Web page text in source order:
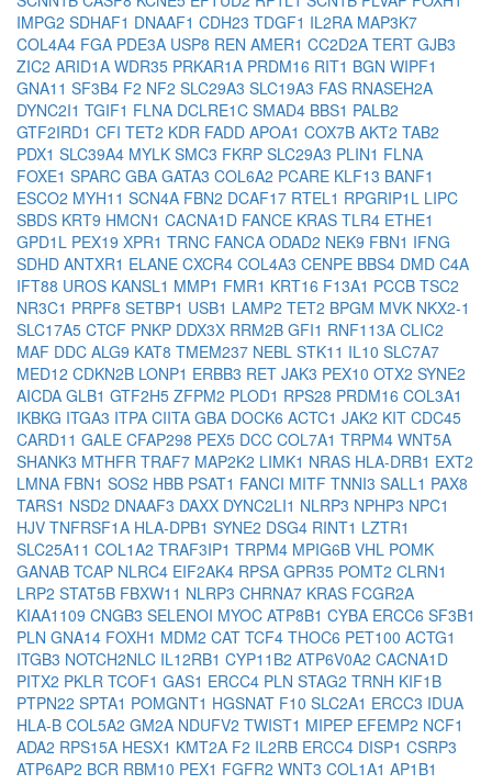
IMPG2 SDHAF1 DNAAF1 CDH23 TDGF1 IL2RA MAP3K7
COL4A4 FGA PDE3A USP8 REN AMER1 CC2D2A TERT GJB3
ZIC2 ARID1A WDR35 PRKAR1A PRDM16 RIT1 BGN WIPF1
GNA11 SF3B4 F2 NF2 SLC29A3 SLC19A3 FAS RNASEH2A
DYNC2I1 TGIF1 FLNA DCLRE1C SMAD4 BBS1 PALB2
GTF2IRD1 CFI TET2 KDR FADD APOA1 COX7B AKT2 TAB2
PDX1 SLC39A4 MYLK SMC3 FKRP SLC29A3 PLIN1 FLNA
FOXE1 SPARC GBA GATA3 COL6A2 PCARE KLF13 BANF1
ESCO2 MYH11 SCN4A FBN2 DCAF17 RTEL1 RPGRIP1L LIPC
SBDS KRT9 HMCN1 CACNA1D FANCE KRAS TLR4 ETHE1
GPD1L PEX19 XPR1 TRNC FANCA ODAD2 NEK9 FBN1 IFNG
SDHD ANTXR1 ELANE CXCR4 COL4A3 CENPE BBS4 DMD C4A
IFT88 UROS KANSL1 MMP1 FMR1 KRT16 F13A1 PCCB TSC2
NR3C1 PRPF8 SETBP1 USB1 LAMP2 TET2 BPGM MVK NKX2-1
SLC17A5 CTCF PNKP DDX3X RRM2B GFI1 RNF113A CLIC2
MAF DDC ALG9 KAT8 TMEM237 NEBL STK11 IL10 SLC7A7
MED12 CDKN2B LONP1 ERBB3 RET JAK3 PEX10 OTX2 SYNE2
AICDA GLB1 GTF2H5 ZFPM2 PLOD1 RPS28 PRDM16 COL3A1
IKBKG ITGA3 ITPA CIITA GBA DOCK6 ACTC1 JAK2 KIT CDC45
CARD11 GALE CFAP298 PEX5 DCC COL7A1 TRPM4 WNT5A
SHANK3 MTHFR TRAF7 MAP2K2 LIMK1 NRAS HLA-DRB1 EXT2
LMNA FBN1 SOS2 HBB PSAT1 FANCI MITF TNNI3 SALL1 PAX8
TARS1 NSD2 DNAAF3 DAXX DYNC2LI1 NLRP3 NPHP3 NPC1
HJV TNFRSF1A HLA-DPB1 SYNE2 DSG4 RINT1 LZTR1
SLC25A11 COL1A2 TRAF3IP1 TRPM4 MPIG6B VHL POMK
GANAB TCAP NLRC4 EIF2AK4 RPSA GPR35 POMT2 CLRN1
LRP2 STAT5B FBXW11 NLRP3 CHRNA7 KRAS FCGR2A
KIAA1109 CNGB3 SELENOI MYOC ATP8B1 CYBA ERCC6 SF3B1
PLN GNA14 FOXH1 MDM2 CAT TCF4 THOC6 PET100 ACTG1
ITGB3 NOTCH2NLC IL12RB1 CYP11B2 ATP6V0A2 CACNA1D
PITX2 PKLR TCOF1 GAS1 ERCC4 PLN STAG2 TRNH KIF1B
PTPN22 SPTA1 POMGNT1 HGSNAT F10 SLC2A1 ERCC3 IDUA
HLA-B COL5A2 GM2A NDUFV2 TWIST1 MIPEP EFEMP2 NCF1
ADA2 RPS15A HESX1 KMT2A F2 IL2RB ERCC4 DISP1 CSRP3
ATP6AP2 BCR RBM10 PEX1 FGFR2 WNT3 COL1A1 AP1B1